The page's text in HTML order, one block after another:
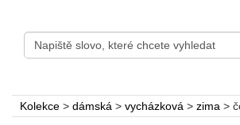
Kolekce > dámská > vycházková > zima >